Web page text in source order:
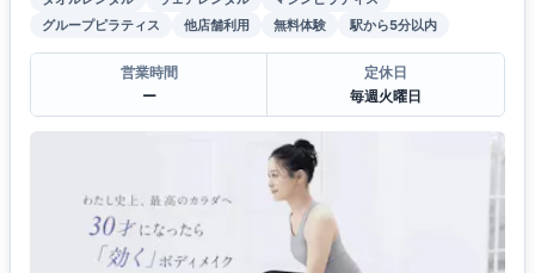
グループピラティス
他店舗利用 無料体験 駅から5分以内
営業時間
ー
定休日
毎週火曜日